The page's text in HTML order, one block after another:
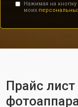
Нажимая на
моих
Прайс